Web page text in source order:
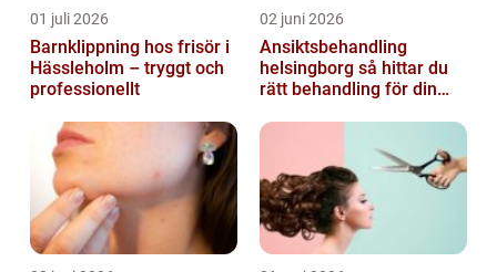
01 juli 2026
Barnklippning hos frisör i
Hässleholm – tryggt och
professionellt
02 juni 2026
Ansiktsbehandling
helsingborg så hittar du
rätt behandling för din